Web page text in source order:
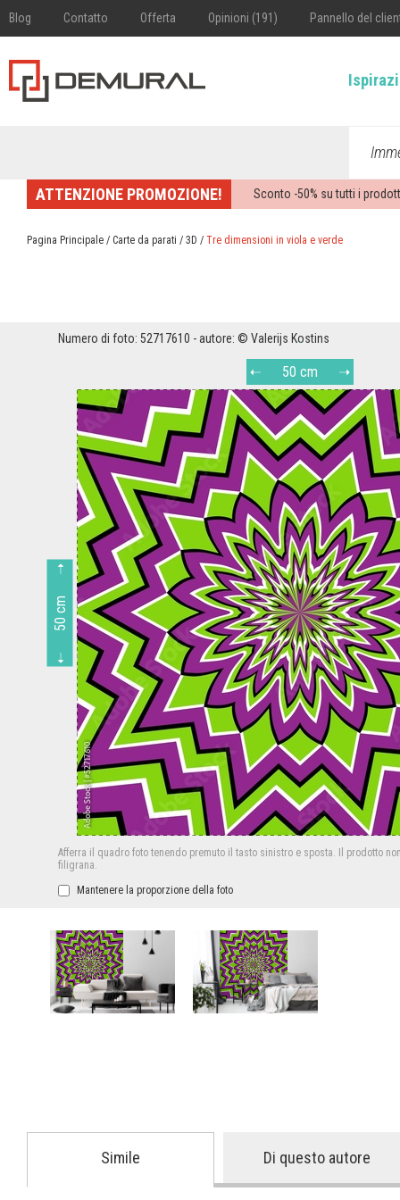
Blog Contatto Offerta Opinioni (191) Pannello del
ATTENZIONE PROMOZIONE! Sconto -50% su tutti i
Pagina Principale / Carte da parati / 3D / Tre dimensioni in viola e verde
Numero di foto: 52717610 - autore: © Valerijs Kostins
50 cm
50 cm
Afferra il quadro foto tenendo premuto il tasto sinistro e sposta.
Il prodotto
filigrana.
Mantenere la proporzione della foto
Simile Di questo autore